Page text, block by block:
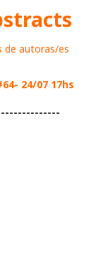
de autoras/es
24/07 17hs